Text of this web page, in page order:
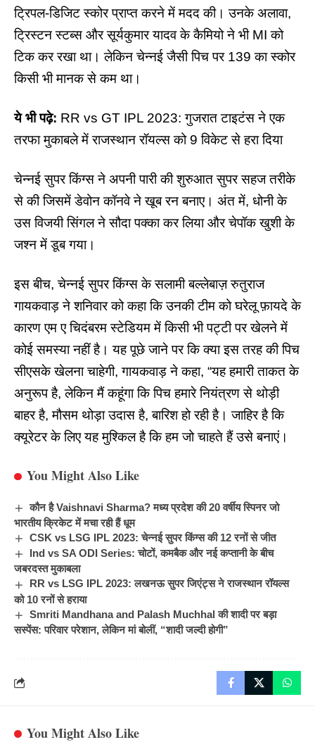
ट्रिपल-डिजिट स्कोर प्राप्त करने में मदद की। उनके अलावा,
ट्रिस्टन स्टब्स और सूर्यकुमार यादव के कैमियो ने भी MI को
टिक कर रखा था। लेकिन चेन्नई जैसी पिच पर 139 का स्कोर
किसी भी मानक से कम था।
ये भी पढ़े: RR vs GT IPL 2023: गुजरात टाइटंस ने एक
तरफा मुकाबले में राजस्थान रॉयल्स को 9 विकेट से हरा दिया
चेन्नई सुपर किंग्सने अपनी पारी की शुरुआत सुपर सहज तरीके
से की जिसमें डेवोन कॉनवे ने खूब रन बनाए। अंत में, धोनी के
उस विजयी सिंगल ने सौदा पक्का कर लिया और चेपॉक खुशी के
जश्न में डूब गया।
इस बीच,चेन्नई सुपर किंग्सके सलामी बल्लेबाज़ रुतुराज
गायकवाड़ ने शनिवार को कहा कि उनकी टीम को घरेलू फ़ायदे के
कारण एम ए चिदंबरम स्टेडियम में किसी भी पट्टी पर खेलने में
कोई समस्या नहीं है। यह पूछे जाने पर कि क्या इस तरह की पिच
सीएसके खेलना चाहेगी, गायकवाड़ ने कहा, “यह हमारी ताकत के
अनुरूप है, लेकिन मैं कहूंगा कि पिच हमारे नियंत्रण से थोड़ी
बाहर है, मौसम थोड़ा उदास है, बारिश हो रही है। जाहिर है कि
क्यूरेटर के लिए यह मुश्किल है कि हम जो चाहते हैं उसे बनाएं।
You Might Also Like
कौन है Vaishnavi Sharma? मध्य प्रदेश की 20 वर्षीय स्पिनर जो
भारतीय क्रिकेट में मचा रही हैं धूम
CSK vs LSG IPL 2023: चेन्नई सुपर किंग्स की 12 रनों से जीत
Ind vs SA ODI Series: चोटों, कमबैक और नई कप्तानी के बीच
जबरदस्त मुकाबला
RR vs LSG IPL 2023: लखनऊ सुपर जिएंट्स ने राजस्थान रॉयल्स
को 10 रनों से हराया
Smriti Mandhana and Palash Muchhal की शादी पर बड़ा
सस्पेंस: परिवार परेशान, लेकिन मां बोलीं, “शादी जल्दी होगी”
You Might Also Like